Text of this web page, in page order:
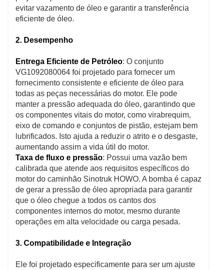
evitar vazamento de óleo e garantir a transferência
eficiente de óleo.
2. Desempenho
Entrega Eficiente de Petróleo: O conjunto
VG1092080064 foi projetado para fornecer um
fornecimento consistente e eficiente de óleo para
todas as peças necessárias do motor. Ele pode
manter a pressão adequada do óleo, garantindo que
os componentes vitais do motor, como virabrequim,
eixo de comando e conjuntos de pistão, estejam bem
lubrificados. Isto ajuda a reduzir o atrito e o desgaste,
aumentando assim a vida útil do motor.
Taxa de fluxo e pressão: Possui uma vazão bem
calibrada que atende aos requisitos específicos do
motor do caminhão Sinotruk HOWO. A bomba é capaz
de gerar a pressão de óleo apropriada para garantir
que o óleo chegue a todos os cantos dos
componentes internos do motor, mesmo durante
operações em alta velocidade ou carga pesada.
3. Compatibilidade e Integração
Ele foi projetado especificamente para ser um ajuste